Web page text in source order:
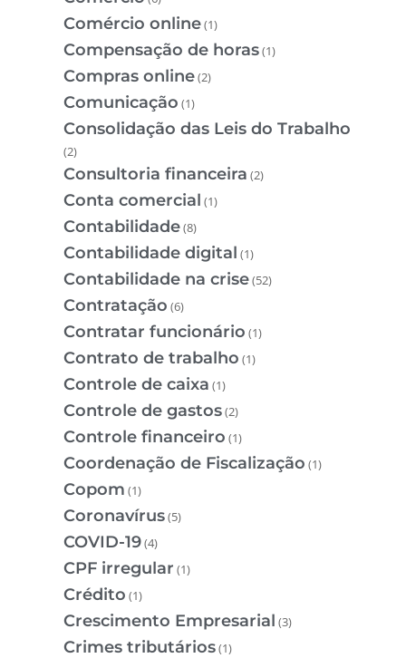
Comércio online(1)
Compensação de horas(1)
Compras online(2)
Comunicação (1)
Consolidação das Leis do Trabalho
(2)
Consultoria financeira (2)
Conta comercial (1)
Contabilidade(8)
Contabilidade digital (1)
Contabilidade na crise(52)
Contratação (6)
Contratar funcionário (1)
Contrato de trabalho (1)
Controle de caixa (1)
Controle de gastos(2)
Controle financeiro (1)
Coordenação de Fiscalização (1)
Copom (1)
Coronavírus(5)
COVID-19(4)
CPF irregular (1)
Crédito (1)
Crescimento Empresarial (3)
Crimes tributários(1)